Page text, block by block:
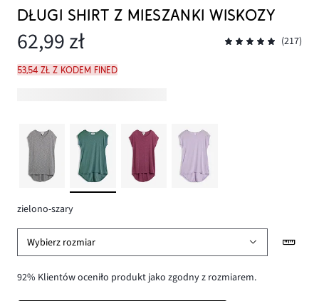
DŁUGI SHIRT Z MIESZANKI WISKOZY
62,99 zł (217)
53,54 zł z kodem FINED
zielono-szary
Wybierz rozmiar
92% Klientów oceniło produkt jako zgodny z rozmiarem.